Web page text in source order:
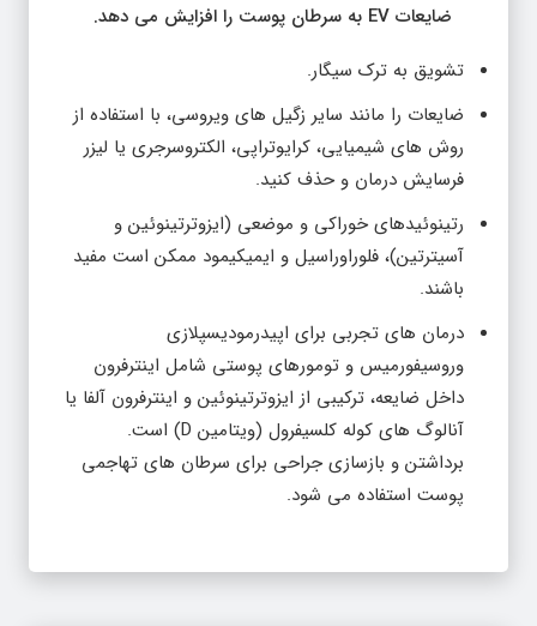
ضایعات EV به سرطان پوست را افزایش می دهد.
تشویق به ترک سیگار.
ضایعات را مانند سایر زگیل های ویروسی، با استفاده از
روش های شیمیایی، کرایوتراپی، الکتروسرجری یا لیزر
فرسایش درمان و حذف کنید.
رتینوئیدهای خوراکی و موضعی (ایزوترتینوئین و
آسیترتین)، فلوراوراسیل و ایمیکیمود ممکن است مفید
باشند.
درمان های تجربی برای اپیدرمودیسپلازی
وروسیفورمیس و تومورهای پوستی شامل اینترفرون
داخل ضایعه، ترکیبی از ایزوترتینوئین و اینترفرون آلفا یا
آنالوگ های کوله کلسیفرول (ویتامین D) است.
برداشتن و بازسازی جراحی برای سرطان های تهاجمی
پوست استفاده می شود.